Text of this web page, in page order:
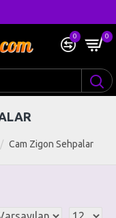
0 0
Cam Zigon Sehpalar